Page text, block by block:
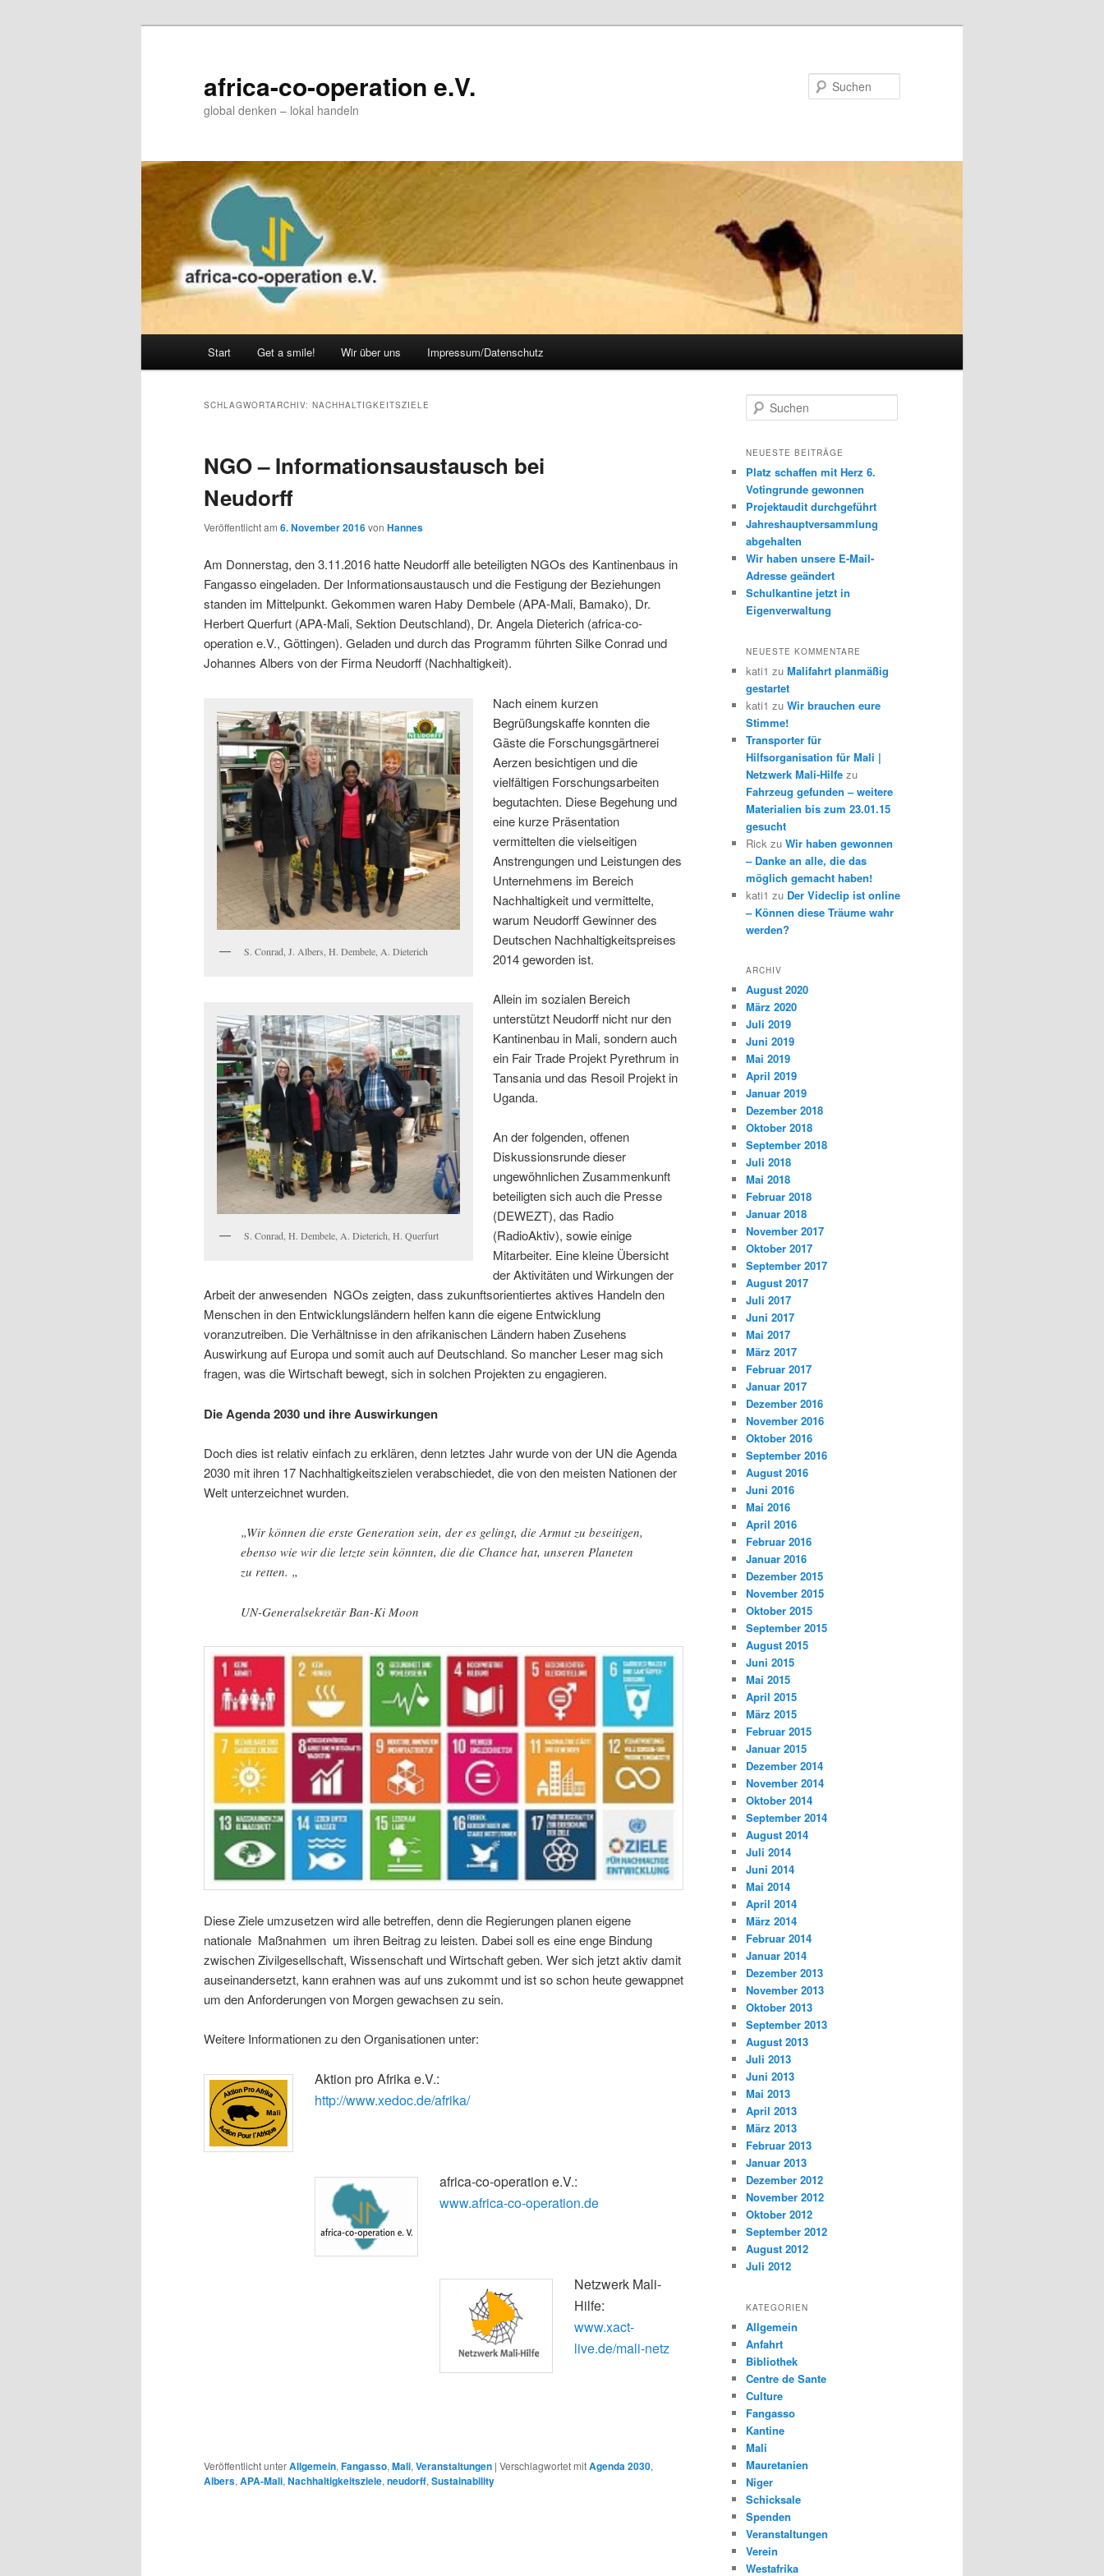
africa-co-operation e.V.
global denken – lokal handeln
Start Get a smile! Wir über uns Impressum/Datenschutz
SCHLAGWORTARCHIV: NACHHALTIGKEITSZIELE
NGO – Informationsaustausch bei
Neudorff
Veröffentlicht am 6. November 2016von Hannes
Am Donnerstag, den 3.11.2016 hatte Neudorff alle beteiligten NGOs des Kantinenbaus in
Fangasso eingeladen. Der Informationsaustausch und die Festigung der Beziehungen
standen im Mittelpunkt. Gekommen waren Haby Dembele (APA-Mali, Bamako), Dr.
Herbert Querfurt (APA-Mali, Sektion Deutschland), Dr. Angela Dieterich (africa-co-
operation e.V., Göttingen). Geladen und durch das Programm führten Silke Conrad und
Johannes Albers von der Firma Neudorff (Nachhaltigkeit).
S. Conrad, J. Albers, H. Dembele, A. Dieterich
S. Conrad, H. Dembele, A. Dieterich, H. Querfurt
Nach einem kurzen
Begrüßungskaffe konnten die
Gäste die Forschungsgärtnerei
Aerzen besichtigen und die
vielfältigen Forschungsarbeiten
begutachten. Diese Begehung und
eine kurze Präsentation
vermittelten die vielseitigen
Anstrengungen und Leistungen des
Unternehmens im Bereich
Nachhaltigkeit und vermittelte,
warum Neudorff Gewinner des
Deutschen Nachhaltigkeitspreises
2014 geworden ist.
Allein im sozialen Bereich
unterstützt Neudorff nicht nur den
Kantinenbau in Mali, sondern auch
ein Fair Trade Projekt Pyrethrum in
Tansania und das Resoil Projekt in
Uganda.
An der folgenden, offenen
Diskussionsrunde dieser
ungewöhnlichen Zusammenkunft
beteiligten sich auch die Presse
(DEWEZT), das Radio
(RadioAktiv), sowie einige
Mitarbeiter. Eine kleine Übersicht
der Aktivitäten und Wirkungen der
Arbeit der anwesenden NGOs zeigten, dass zukunftsorientiertes aktives Handeln den
Menschen in den Entwicklungsländern helfen kann die eigene Entwicklung
voranzutreiben. Die Verhältnisse in den afrikanischen Ländern haben Zusehens
Auswirkung auf Europa und somit auch auf Deutschland. So mancher Leser mag sich
fragen, was die Wirtschaft bewegt, sich in solchen Projekten zu engagieren.
Die Agenda 2030 und ihre Auswirkungen
Doch dies ist relativ einfach zu erklären, denn letztes Jahr wurde von der UN die Agenda
2030 mit ihren 17 Nachhaltigkeitszielen verabschiedet, die von den meisten Nationen der
Welt unterzeichnet wurden.
„Wir können die erste Generation sein, der es gelingt, die Armut zu beseitigen,
ebenso wie wir die letzte sein könnten, die die Chance hat, unseren Planeten
zu retten. „
UN-Generalsekretär Ban-Ki Moon
Diese Ziele umzusetzen wird alle betreffen, denn die Regierungen planen eigene
nationale Maßnahmen um ihren Beitrag zu leisten. Dabei soll es eine enge Bindung
zwischen Zivilgesellschaft, Wissenschaft und Wirtschaft geben. Wer sich jetzt aktiv damit
auseinandersetzt, kann erahnen was auf uns zukommt und ist so schon heute gewappnet
um den Anforderungen von Morgen gewachsen zu sein.
Weitere Informationen zu den Organisationen unter:
Aktion pro Afrika e.V.:
http://www.xedoc.de/afrika/
africa-co-operation e.V.:
www.africa-co-operation.de
Netzwerk Mali-
Hilfe:
www.xact-
live.de/mali-netz
Veröffentlicht unterAllgemein, Fangasso, Mali, Veranstaltungen | Verschlagwortet mitAgenda 2030,
Albers, APA-Mali, Nachhaltigkeitsziele, neudorff, Sustainability
u
h
n
NEUESTE BEITRÄGE
Platz schaffen mit Herz 6.
Votingrunde gewonnen
Projektaudit durchgeführt
Jahreshauptversammlung
abgehalten
Wir haben unsere E-Mail-
Adresse geändert
Schulkantine jetzt in
Eigenverwaltung
NEUESTE KOMMENTARE
kati1 zu Malifahrt planmäßig
gestartet
kati1 zu Wir brauchen eure
Stimme!
Transporter für
Hilfsorganisation für Mali |
Netzwerk Mali-Hilfe zu
Fahrzeug gefunden – weitere
Materialien bis zum 23.01.15
gesucht
Rick zu Wir haben gewonnen
– Danke an alle, die das
möglich gemacht haben!
kati1 zu Der Videclip ist online
– Können diese Träume wahr
werden?
ARCHIV
August 2020
März 2020
Juli 2019
Juni 2019
Mai 2019
April 2019
Januar 2019
Dezember 2018
Oktober 2018
September 2018
Juli 2018
Mai 2018
Februar 2018
Januar 2018
November 2017
Oktober 2017
September 2017
August 2017
Juli 2017
Juni 2017
Mai 2017
März 2017
Februar 2017
Januar 2017
Dezember 2016
November 2016
Oktober 2016
September 2016
August 2016
Juni 2016
Mai 2016
April 2016
Februar 2016
Januar 2016
Dezember 2015
November 2015
Oktober 2015
September 2015
August 2015
Juni 2015
Mai 2015
April 2015
März 2015
Februar 2015
Januar 2015
Dezember 2014
November 2014
Oktober 2014
September 2014
August 2014
Juli 2014
Juni 2014
Mai 2014
April 2014
März 2014
Februar 2014
Januar 2014
Dezember 2013
November 2013
Oktober 2013
September 2013
August 2013
Juli 2013
Juni 2013
Mai 2013
April 2013
März 2013
Februar 2013
Januar 2013
Dezember 2012
November 2012
Oktober 2012
September 2012
August 2012
Juli 2012
KATEGORIEN
Allgemein
Anfahrt
Bibliothek
Centre de Sante
Culture
Fangasso
Kantine
Mali
Mauretanien
Niger
Schicksale
Spenden
Veranstaltungen
Verein
Westafrika